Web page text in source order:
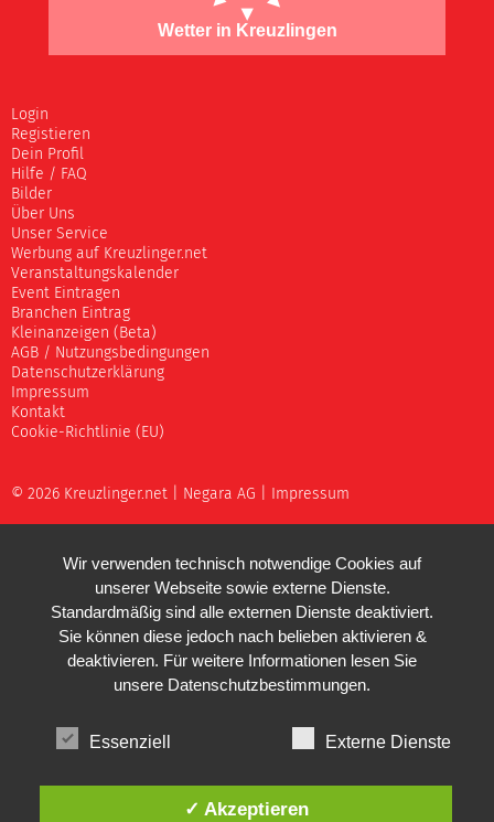
Wetter in Kreuzlingen
Login
Registieren
Dein Profil
Hilfe / FAQ
Bilder
Über Uns
Unser Service
Werbung auf Kreuzlinger.net
Veranstaltungskalender
Event Eintragen
Branchen Eintrag
Kleinanzeigen (Beta)
AGB / Nutzungsbedingungen
Datenschutzerklärung
Impressum
Kontakt
Cookie-Richtlinie (EU)
© 2026 Kreuzlinger.net | Negara AG Impressum
Wir verwenden technisch notwendige Cookies auf
unserer Webseite sowie externe Dienste.
Standardmäßig sind alle externen Dienste deaktiviert.
Sie können diese jedoch nach belieben aktivieren &
deaktivieren. Für weitere Informationen lesen Sie
unsere Datenschutzbestimmungen.
Essenziell Externe Dienste
✓ Akzeptieren